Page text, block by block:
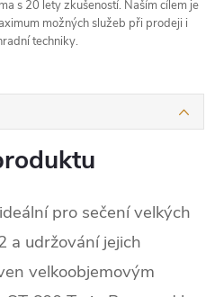
s 20 lety zkušeností. Naším cílem je
možných služeb při prodeji i
techniky.
pro sečení velkých
a udržování jejich
velkoobjemovým